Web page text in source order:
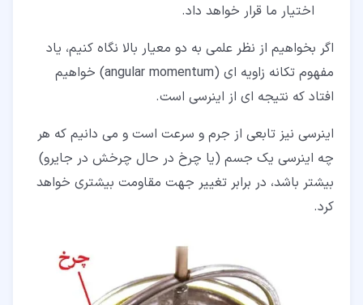
اختیار ما قرار خواهد داد.
اگر بخواهیم از نظر علمی به دو معیار بالا نگاه کنیم، یاد
مفهوم تکانه زاویه ای (angular momentum) خواهیم
افتاد که نتیجه ای از اینرسی است.
اینرسی نیز تابعی از جرم و سرعت است و می دانیم که هر
چه اینرسی یک جسم (یا چرخ در حال چرخش در جایرو)
بیشتر باشد، در برابر تغییر جهت مقاومت بیشتری خواهد
کرد.